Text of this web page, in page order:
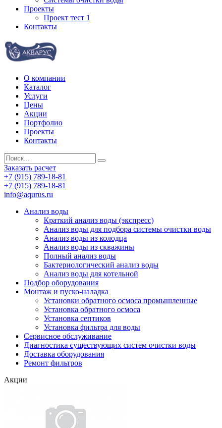
Проекты
Проект тест 1
Контакты
О компании
Каталог
Услуги
Цены
Акции
Портфолио
Проекты
Контакты
Заказать расчет
+7 (915) 789-18-81
+7 (915) 789-18-81
info@aqurus.ru
Анализ воды
Краткий анализ воды (экспресс)
Анализ воды для подбора системы очистки воды
Анализ воды из колодца
Анализ воды из скважины
Полный анализ воды
Бактериологический анализ воды
Анализ воды для котельной
Подбор оборудования
Монтаж и пуско-наладка
Установки обратного осмоса промышленные
Установка обратного осмоса
Установка септиков
Установка фильтра для воды
Сервисное обслуживание
Диагностика существующих систем очистки воды
Доставка оборудования
Ремонт фильтров
Акции